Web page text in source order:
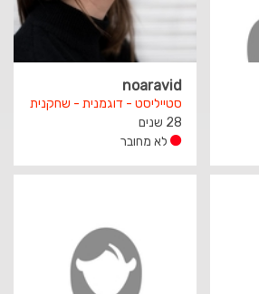
noaravid
סטייליסט - דוגמנית - שחקנית
28 שנים
לא מחובר